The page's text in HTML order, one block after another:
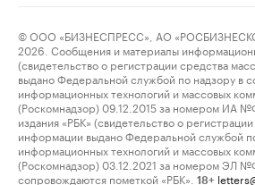
© ООО «БИЗНЕСПРЕСС», АО
2026. Сообщения и материалы
(свидетельство о регистрации средства
выдано Федеральной службой по надзору в
информационных технологий и массовых
(Роскомнадзор) 09.12.2015 за номером ИА
издания «РБК» (свидетельство о
информации выдано Федеральной службой
информационных технологий и массовых
(Роскомнадзор) 03.12.2021 за номером ЭЛ
сопровождаются пометкой «РБК».
18+